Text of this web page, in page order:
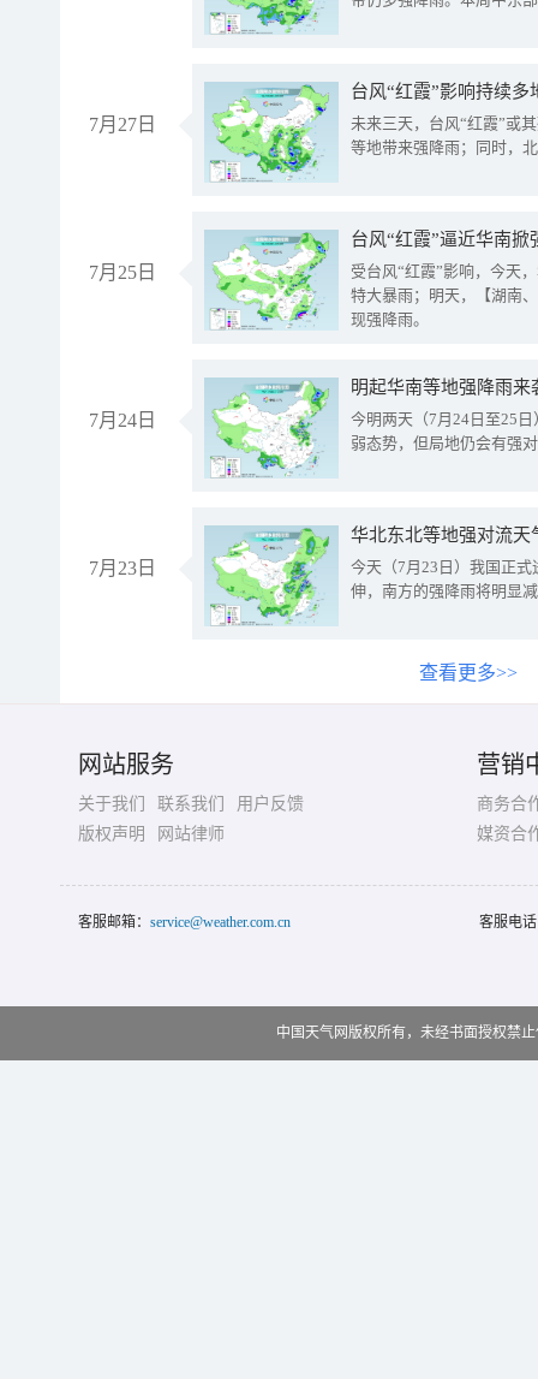
7月27日
台风“红霞”影响持续
未来三天，台风“红霞”或
等地带来强降雨；同时，
7月25日
台风“红霞”逼近华南
受台风“红霞”影响，今天
特大暴雨；明天，【湖南
现强降雨。
7月24日
明起华南等地强降雨
今明两天（7月24日至25
弱态势，但局地仍会有强
7月23日
华北东北等地强对流天
今天（7月23日）我国正
伸，南方的强降雨将明显
查看更多>>
网站服务
关于我们 联系我们
用户反馈
版权声明
网站律师
营销
商务合
媒资合
客服邮箱： service@weather.com.cn 客服电
中国天气网版权所有，未经书面授权